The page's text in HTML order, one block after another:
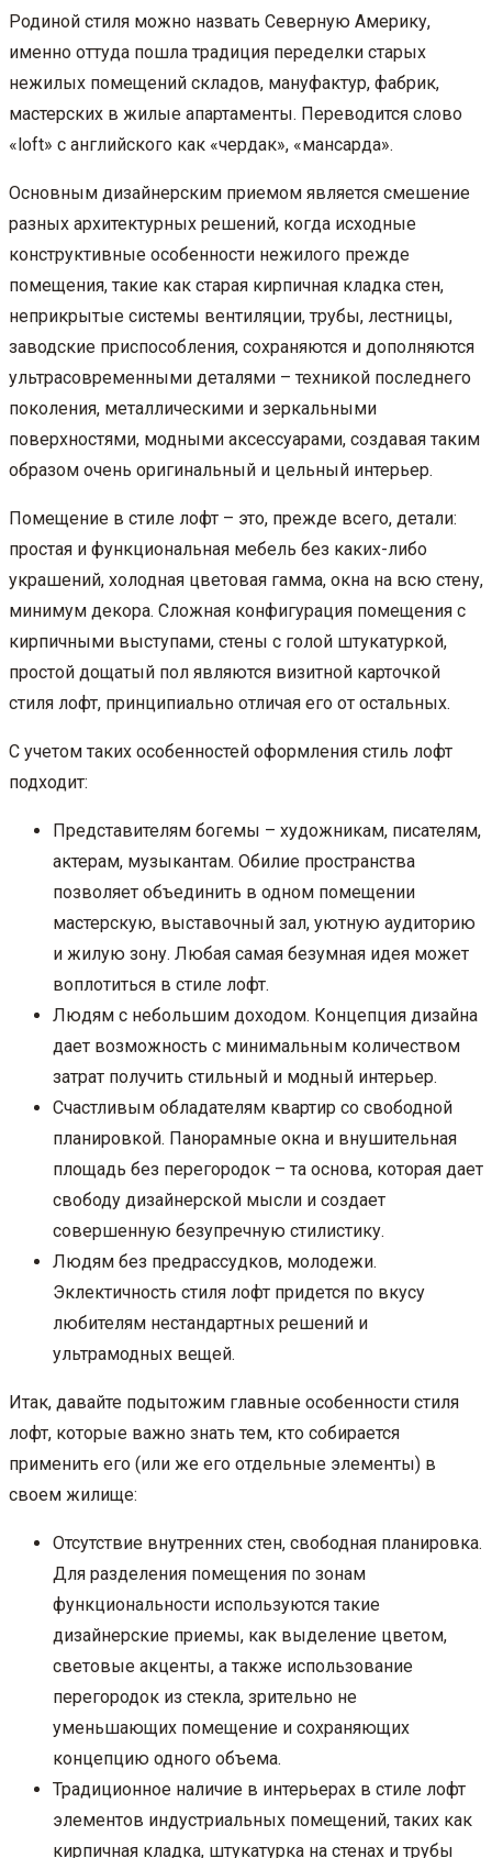
Родиной стиля можно назвать Северную Америку,
именно оттуда пошла традиция переделки старых
нежилых помещений складов, мануфактур, фабрик,
мастерских в жилые апартаменты. Переводится слово
«loft» с английского как «чердак», «мансарда».
Основным дизайнерским приемом является смешение
разных архитектурных решений, когда исходные
конструктивные особенности нежилого прежде
помещения, такие как старая кирпичная кладка стен,
неприкрытые системы вентиляции, трубы, лестницы,
заводские приспособления, сохраняются и дополняются
ультрасовременными деталями – техникой последнего
поколения, металлическими и зеркальными
поверхностями, модными аксессуарами, создавая таким
образом очень оригинальный и цельный интерьер.
Помещение в стиле лофт – это, прежде всего, детали:
простая и функциональная мебель без каких-либо
украшений, холодная цветовая гамма, окна на всю стену,
минимум декора. Сложная конфигурация помещения с
кирпичными выступами, стены с голой штукатуркой,
простой дощатый пол являются визитной карточкой
стиля лофт, принципиально отличая его от остальных.
С учетом таких особенностей оформления стиль лофт
подходит:
Представителям богемы – художникам, писателям,
актерам, музыкантам. Обилие пространства
позволяет объединить в одном помещении
мастерскую, выставочный зал, уютную аудиторию
и жилую зону. Любая самая безумная идея может
воплотиться в стиле лофт.
Людям с небольшим доходом. Концепция дизайна
дает возможность с минимальным количеством
затрат получить стильный и модный интерьер.
Счастливым обладателям квартир со свободной
планировкой. Панорамные окна и внушительная
площадь без перегородок – та основа, которая дает
свободу дизайнерской мысли и создает
совершенную безупречную стилистику.
Людям без предрассудков, молодежи.
Эклектичность стиля лофт придется по вкусу
любителям нестандартных решений и
ультрамодных вещей.
Итак, давайте подытожим главные особенности стиля
лофт, которые важно знать тем, кто собирается
применить его (или же его отдельные элементы) в
своем жилище:
Отсутствие внутренних стен, свободная планировка.
Для разделения помещения по зонам
функциональности используются такие
дизайнерские приемы, как выделение цветом,
световые акценты, а также использование
перегородок из стекла, зрительно не
уменьшающих помещение и сохраняющих
концепцию одного объема.
Традиционное наличие в интерьерах в стиле лофт
элементов индустриальных помещений, таких как
кирпичная кладка, штукатурка на стенах и трубы